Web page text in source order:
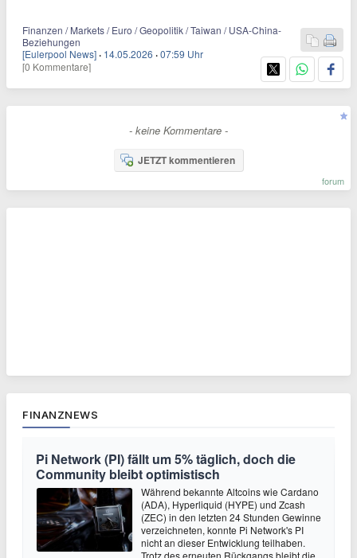
Finanzen / Markets / Euro / Geopolitik / Taiwan / USA-China-
Beziehungen
[Eulerpool News] · 14.05.2026 ·07:59 Uhr
[0 Kommentare]
- keine Kommentare -
JETZT kommentieren
forum
FINANZNEWS
Pi Network (PI) fällt um 5% täglich, doch die
Community bleibt optimistisch
Während bekannte Altcoins wie Cardano
(ADA), Hyperliquid (HYPE) und Zcash
(ZEC) in den letzten 24 Stunden Gewinne
verzeichneten, konnte Pi Network's PI
nicht an dieser Entwicklung teilhaben.